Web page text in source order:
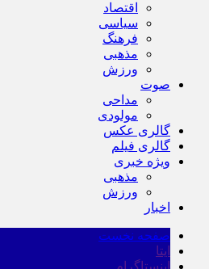
اقتصاد
سیاسی
فرهنگ
مذهبی
ورزش
صوت
مداحی
مولودی
گالری عکس
گالری فیلم
ویژه خبری
مذهبی
ورزش
اخبار
صفحه نخست
ایتا
اینستاگرام